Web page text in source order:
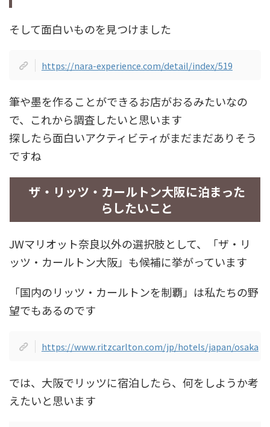
そして面白いものを見つけました
https://nara-experience.com/detail/index/519
筆や墨を作ることができるお店がおるみたいなの
で、これから調査したいと思います
探したら面白いアクティビティがまだまだありそう
ですね
ザ・リッツ・カールトン大阪に泊まった
らしたいこと
JWマリオット奈良以外の選択肢として、「ザ・リ
ッツ・カールトン大阪」も候補に挙がっています
「国内のリッツ・カールトンを制覇」は私たちの野
望でもあるのです
https://www.ritzcarlton.com/jp/hotels/japan/osaka
では、大阪でリッツに宿泊したら、何をしようか考
えたいと思います